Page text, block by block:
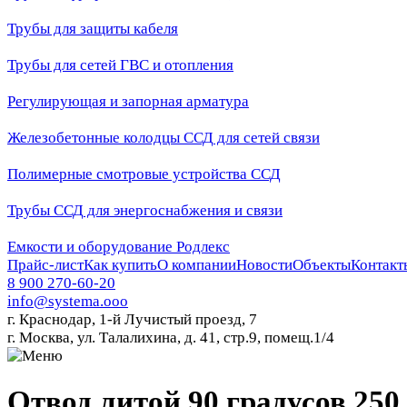
Трубы для защиты кабеля
Трубы для сетей ГВС и отопления
Регулирующая и запорная арматура
Железобетонные колодцы ССД для сетей связи
Полимерные смотровые устройства ССД
Трубы ССД для энергоснабжения и связи
Емкости и оборудование Родлекс
Прайс-листКак купитьО компанииНовостиОбъекты
8 900 270-60-20
info@systema.ooo
г. Краснодар, 1-й Лучистый проезд, 7
г. Москва, ул. Талалихина, д. 41, стр.9, помещ.1/4